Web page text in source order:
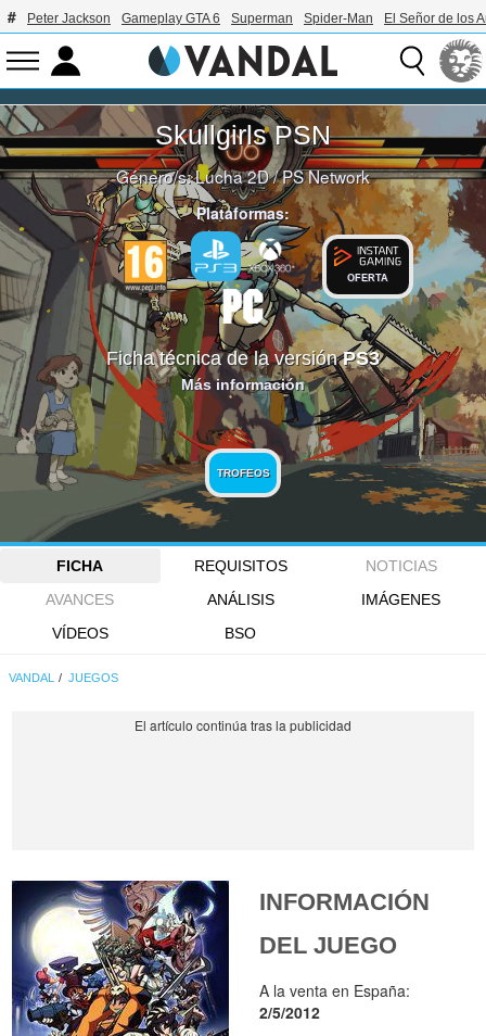
Peter Jackson Gameplay GTA 6 Superman Spider-Man El Señor de los
Skullgirls PSN
Género/s:Lucha 2D/PS Network
Plataformas:
OFERTA
Ficha técnica de la versiónPS3
Más información
TROFEOS
FICHA REQUISITOS
NOTICIAS
AVANCES
ANÁLISIS
IMÁGENES
VÍDEOS
BSO
VANDAL JUEGOS
INFORMACIÓN
DEL JUEGO
A la venta en España:
2/5/2012